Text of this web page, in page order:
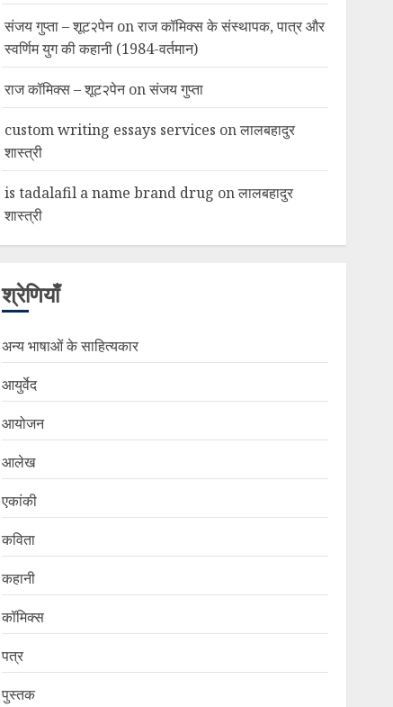
संजय गुप्ता – शूट२पेनonराज कॉमिक्स के संस्थापक, पात्र और
स्वर्णिम युग की कहानी (1984-वर्तमान)
राज कॉमिक्स – शूट२पेनonसंजय गुप्ता
custom writing essays services onलालबहादुर
शास्त्री
is tadalafil a name brand drug onलालबहादुर
शास्त्री
श्रेणियाँ
अन्य भाषाओं के साहित्यकार
आयुर्वेद
आयोजन
आलेख
एकांकी
कविता
कहानी
कॉमिक्स
पत्र
पुस्तक